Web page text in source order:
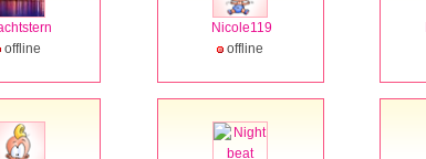
offline
Nicole119
offline